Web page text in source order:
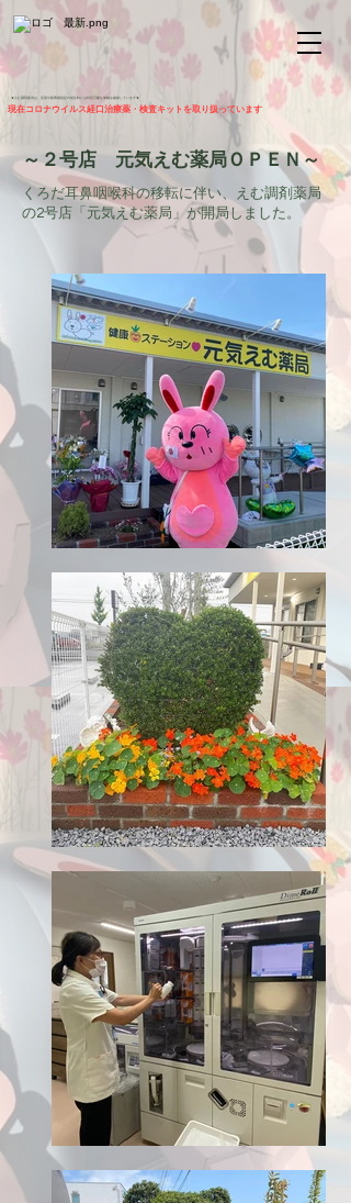
★ えむ調剤薬局は、災害や新興感染症の発生時には対応可能な体制を確保しています★
​現在コロナウイルス経口治療薬・検査キットを取り扱っています
～２号店 元気えむ薬局ＯＰＥＮ～
くろだ耳鼻咽喉科の移転に伴い、えむ調剤薬局
の2号店「元気えむ薬局」が開局しました。